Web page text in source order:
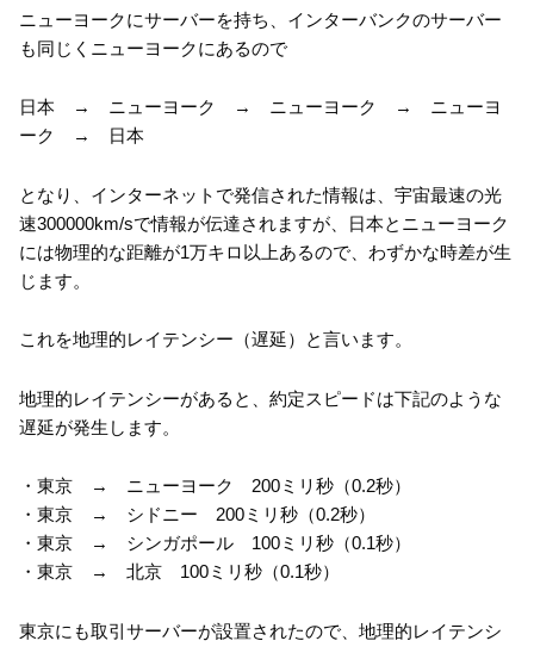
ニューヨークにサーバーを持ち、インターバンクのサーバー
も同じくニューヨークにあるので
日本 → ニューヨーク → ニューヨーク → ニューヨ
ーク → 日本
となり、インターネットで発信された情報は、宇宙最速の光
速300000km/sで情報が伝達されますが、日本とニューヨーク
には物理的な距離が1万キロ以上あるので、わずかな時差が生
じます。
これを地理的レイテンシー（遅延）と言います。
地理的レイテンシーがあると、約定スピードは下記のような
遅延が発生します。
・東京 → ニューヨーク 200ミリ秒（0.2秒）
・東京 → シドニー 200ミリ秒（0.2秒）
・東京 → シンガポール 100ミリ秒（0.1秒）
・東京 → 北京 100ミリ秒（0.1秒）
東京にも取引サーバーが設置されたので、地理的レイテンシ